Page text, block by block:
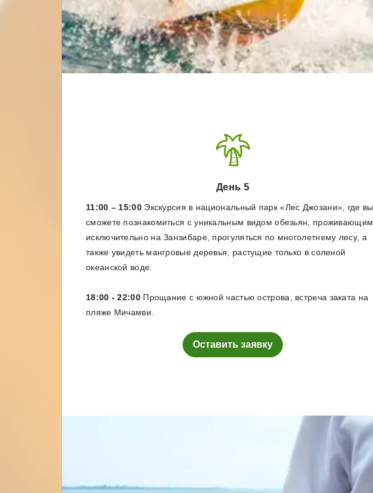
День 5
11:00 – 15:00 Экскурсия в национальный парк «Лес Джозани», где вы
сможете познакомиться с уникальным видом обезьян, проживающим
исключительно на Занзибаре, прогуляться по многолетнему лесу, а
также увидеть мангровые деревья, растущие только в соленой
океанской воде.
18:00 - 22:00Прощание с южной частью острова, встреча заката на
пляже Мичамви.
Оставить заявку